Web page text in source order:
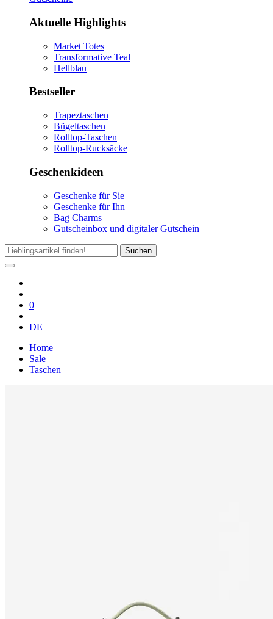
Aktuelle Highlights
Market Totes
Transformative Teal
Hellblau
Bestseller
Trapeztaschen
Bügeltaschen
Rolltop-Taschen
Rolltop-Rucksäcke
Geschenkideen
Geschenke für Sie
Geschenke für Ihn
Bag Charms
Gutscheinbox und digitaler Gutschein
Suchen
0
DE
Home
Sale
Taschen